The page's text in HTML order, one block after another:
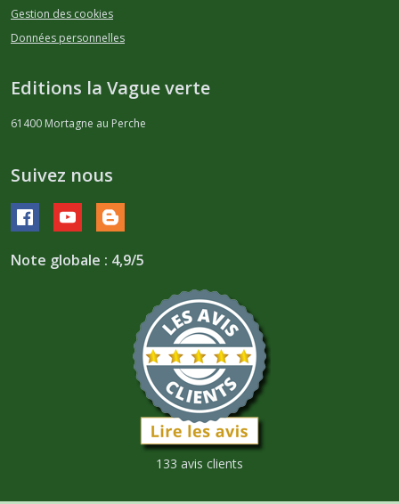
Gestion des cookies
Données personnelles
Editions la Vague verte
61400 Mortagne au Perche
Suivez nous
Note globale : 4,9/5
133 avis clients